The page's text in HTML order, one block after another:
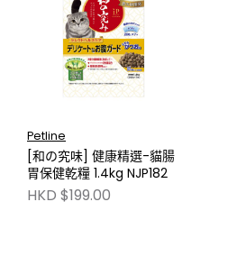
Petline
[和の究味] 健康精選-貓腸
胃保健乾糧 1.4kg NJP182
HKD $199.00